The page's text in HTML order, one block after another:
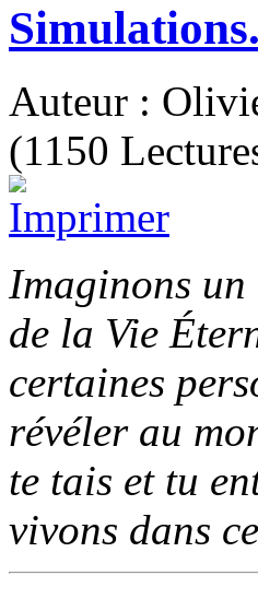
Simulations.
Auteur :
(1150
Imaginons un
de la Vie
certaines
révéler au
te tais et tu
vivons dans